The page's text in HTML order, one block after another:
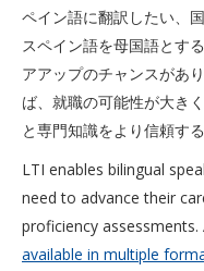
ペイン語に翻訳したい、
スペイン語を母国語とす
アアップのチャンスがあり
ば、就職の可能性が大き
と専門知識をより信頼す
LTI enables bilingual
need to advance their
proficiency
available in multiple